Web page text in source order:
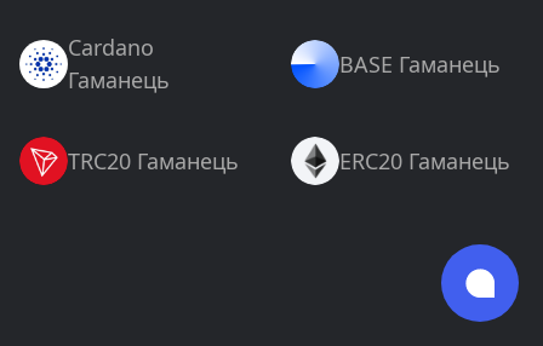
Cardano
Гаманець
BASE Гаманець
TRC20 Гаманець ERC20 Гаманець